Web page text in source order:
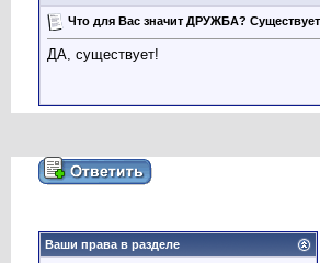
Что для Вас значит ДРУЖБА?
ДА, существует!
Ваши права в разделе